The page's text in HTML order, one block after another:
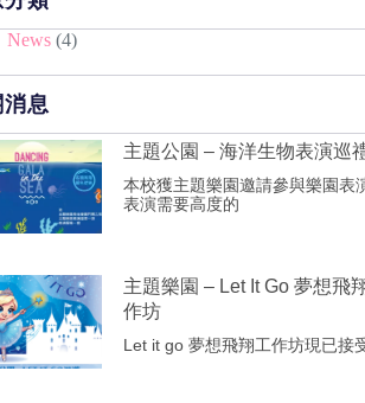
News (4)
息
主題公園 – 海洋生物表演巡
本校獲主題樂園邀請參與樂園表
表演需要高度的
主題樂園 – Let It Go 夢想飛
作坊
Let it go 夢想飛翔工作坊現已接